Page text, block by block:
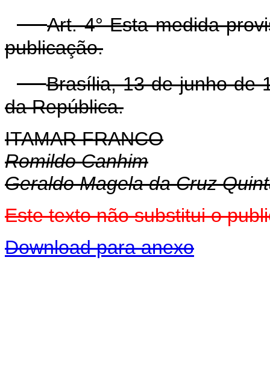
Art. 4° Esta medida
publicação.
Brasília, 13 de junho de
da República.
ITAMAR FRANCO
Romildo Canhim
Geraldo Magela da Cruz
Este texto não substitui o
Download para anexo